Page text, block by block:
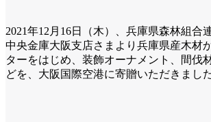
2021年12月16日（木）、兵庫県森林組合
中央金庫大阪支店さまより兵庫県産木材
ターをはじめ、装飾オーナメント、間伐
どを、大阪国際空港に寄贈いただきました